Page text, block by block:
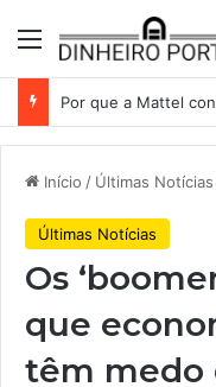
Menu
Início / Últimas Notícias
Últimas Notícias
Os
que
têm medo